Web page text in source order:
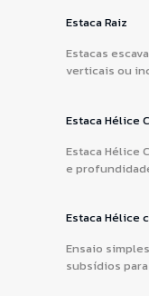
Estaca Raiz
Estacas
verticais ou
Estaca Hélice
Estaca Hélice
e
Estaca Hélice
Ensaio
subsídios